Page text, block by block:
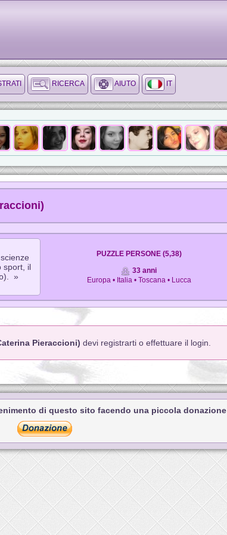
RICERCA AIUTO IT
sport, il
»
PUZZLE PERSONE (5,38)
33 anni
Europa • Italia • Toscana • Lucca
Pieraccioni) devi registrarti o effettuare il login.
di questo sito facendo una piccola donazione